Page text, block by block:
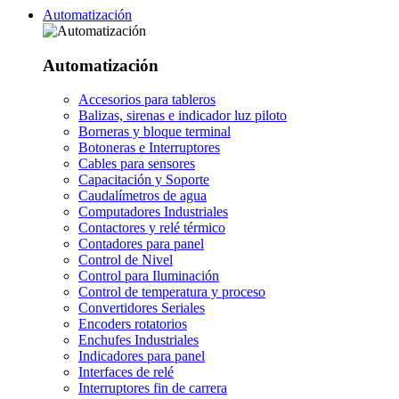
Automatización
Automatización
Accesorios para tableros
Balizas, sirenas e indicador luz piloto
Borneras y bloque terminal
Botoneras e Interruptores
Cables para sensores
Capacitación y Soporte
Caudalímetros de agua
Computadores Industriales
Contactores y relé térmico
Contadores para panel
Control de Nivel
Control para Iluminación
Control de temperatura y proceso
Convertidores Seriales
Encoders rotatorios
Enchufes Industriales
Indicadores para panel
Interfaces de relé
Interruptores fin de carrera